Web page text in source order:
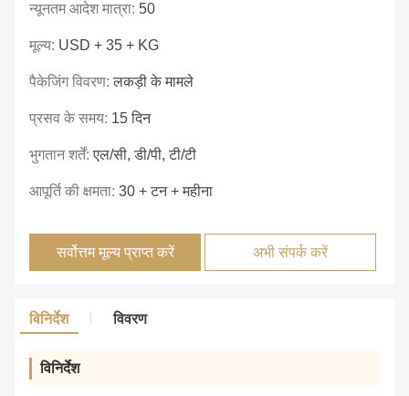
न्यूनतम आदेश मात्रा: 50
मूल्य: USD + 35 + KG
पैकेजिंग विवरण:लकड़ी के मामले
प्रसव के समय: 15 दिन
भुगतान शर्तें:एल/सी, डी/पी, टी/टी
आपूर्ति की क्षमता: 30 + टन + महीना
सर्वोत्तम मूल्य प्राप्त करें अभी संपर्क करें
विनिर्देश विवरण
विनिर्देश